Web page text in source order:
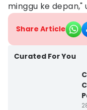
minggu ke depan,"
Share Article
Curated For You